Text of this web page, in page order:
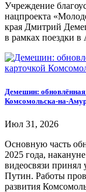
Учреждение
нацпроекта
края Дмитрий
в рамках поездки
Демешин: обновлённая
Комсомольска-на-
Июл 31, 2026
Основную часть
2025 года,
видеосвязи принял
Путин. Работы
развития